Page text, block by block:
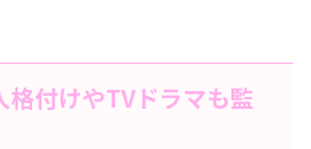
格付けやTVドラマも監